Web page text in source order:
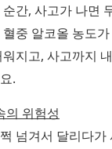
간, 사고가 나면
중 알코올 농도
지고, 사고까지
.
의 위험성
넘겨서 달리다가